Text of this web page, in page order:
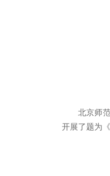
北京师
开展了题为